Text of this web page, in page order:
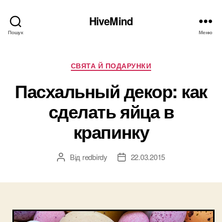
Пошук
HiveMind
Меню
Категорії
СВЯТА Й ПОДАРУНКИ
Пасхальный декор: как
сделать яйца в
крапинку
Автор
Від redbirdy
Дата22.03.2015